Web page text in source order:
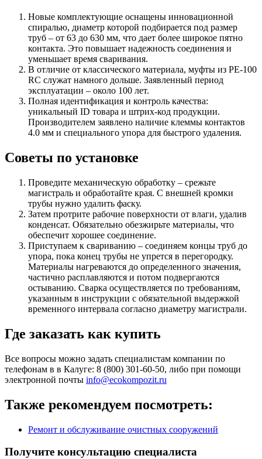
Новые комплектующие оснащены инновационной
спиралью, диаметр которой подбирается под размер
труб – от 63 до 630 мм, что дает более широкое пятно
контакта. Это повышает надежность соединения и
уменьшает время сваривания.
В отличие от классического материала, муфты из PE-100
RC служат намного дольше. Заявленный период
эксплуатации – около 100 лет.
Полная идентификация и контроль качества:
уникальный ID товара и штрих-код продукции.
Производителем заявлено наличие клеммы контактов
4.0 мм и специального упора для быстрого удаления.
Советы по установке
Проведите механическую обработку – срежьте
магистраль и обработайте края. С внешней кромки
трубы нужно удалить фаску.
Затем протрите рабочие поверхности от влаги, удалив
конденсат. Обязательно обезжирьте материалы, что
обеспечит хорошее соединение.
Приступаем к свариванию – соединяем концы труб до
упора, пока конец трубы не упрется в перегородку.
Материалы нагреваются до определенного значения,
частично расплавляются и потом подвергаются
остыванию. Сварка осуществляется по требованиям,
указанным в инструкции с обязательной выдержкой
временного интервала согласно диаметру магистрали.
Где заказать как купить
Все вопросы можно задать специалистам компании по
телефонам в в Калуге: 8 (800) 301-60-50, либо при помощи
электронной почты info@ecokompozit.ru
Также рекомендуем посмотреть:
Ремонт и обслуживание очистных сооружений
Получите консультацию специалиста